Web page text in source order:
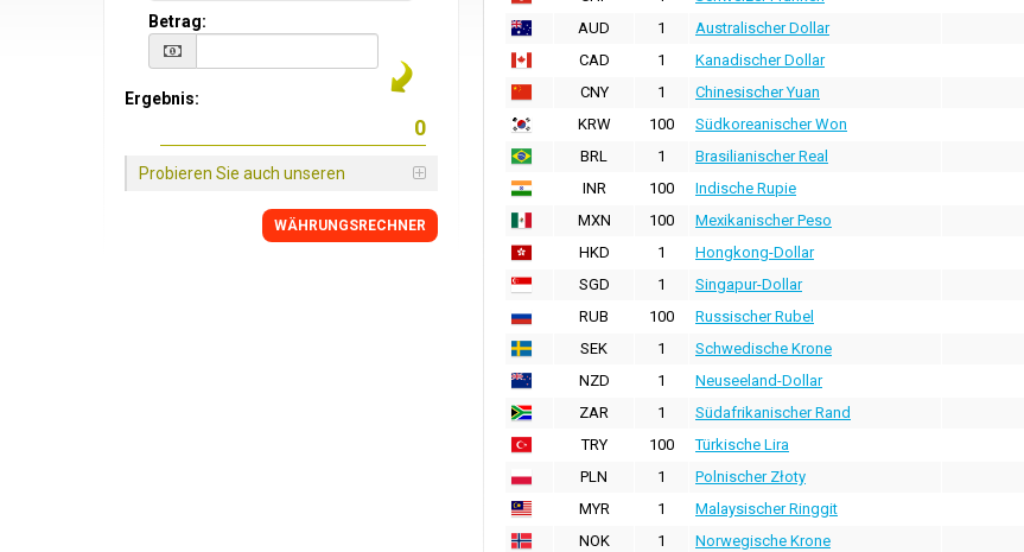
AUD
1 Australischer Dollar
CAD
1 Kanadischer Dollar
CNY
1 Chinesischer Yuan
KRW
100 Südkoreanischer Won
BRL
1 Brasilianischer Real
INR
100 Indische Rupie
MXN
100 Mexikanischer Peso
HKD
1 Hongkong-Dollar
SGD
1 Singapur-Dollar
RUB
100 Russischer Rubel
SEK
1 Schwedische Krone
NZD
1 Neuseeland-Dollar
ZAR
1 Südafrikanischer Rand
TRY
100 Türkische Lira
PLN
1 Polnischer Złoty
MYR
1 Malaysischer Ringgit
NOK
1 Norwegische Krone
Betrag:
Ergebnis:
Probieren Sie auch unseren
WÄHRUNGSRECHNER